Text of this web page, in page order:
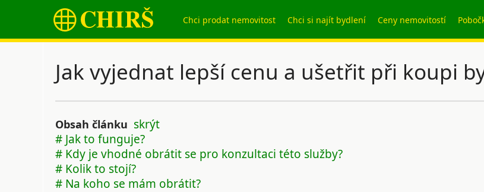
Chci prodat nemovitost Chci si najít bydlení Ceny nemovitostí
Jak vyjednat lepší cenu a ušetřit při koupi
Obsah článku skrýt
# Jak to funguje?
# Kdy je vhodné obrátit se pro konzultaci této služby?
# Kolik to stojí?
# Na koho se mám obrátit?